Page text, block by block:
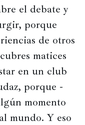
el debate y
porque
de otros
matices
en un club
porque -
momento
mundo. Y eso